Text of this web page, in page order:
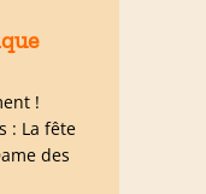
!
: La fête
des